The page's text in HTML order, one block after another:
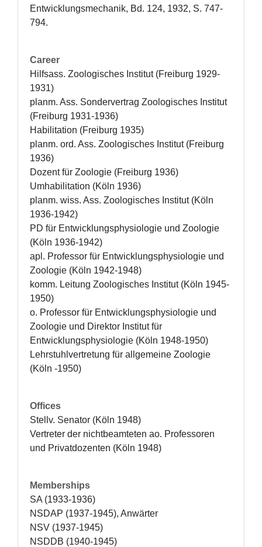
Entwicklungsmechanik, Bd. 124, 1932, S. 747-
794.
Career
Hilfsass. Zoologisches Institut (Freiburg 1929-
1931)
planm. Ass. Sondervertrag Zoologisches Institut
(Freiburg 1931-1936)
Habilitation (Freiburg 1935)
planm. ord. Ass. Zoologisches Institut (Freiburg
1936)
Dozent für Zoologie (Freiburg 1936)
Umhabilitation (Köln 1936)
planm. wiss. Ass. Zoologisches Institut (Köln
1936-1942)
PD für Entwicklungsphysiologie und Zoologie
(Köln 1936-1942)
apl. Professor für Entwicklungsphysiologie und
Zoologie (Köln 1942-1948)
komm. Leitung Zoologisches Institut (Köln 1945-
1950)
o. Professor für Entwicklungsphysiologie und
Zoologie und Direktor Institut für
Entwicklungsphysiologie (Köln 1948-1950)
Lehrstuhlvertretung für allgemeine Zoologie
(Köln -1950)
Offices
Stellv. Senator (Köln 1948)
Vertreter der nichtbeamteten ao. Professoren
und Privatdozenten (Köln 1948)
Memberships
SA (1933-1936)
NSDAP (1937-1945), Anwärter
NSV (1937-1945)
NSDDB (1940-1945)